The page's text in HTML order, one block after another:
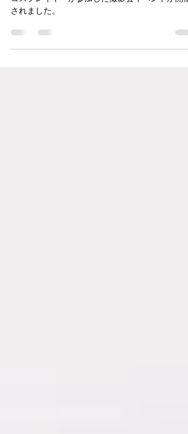
富士山の麓、山中湖畔にて弊社キャスティングの
されました。